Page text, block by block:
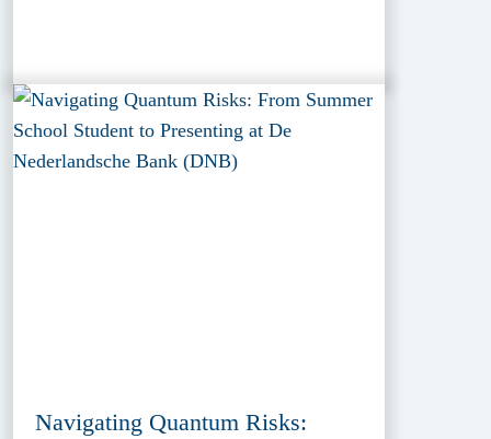
Navigating Quantum Risks: